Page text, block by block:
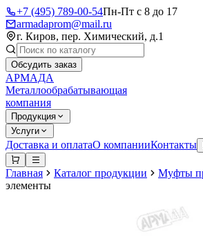
+7 (495) 789-00-54Пн-Пт с 8 до 17
armadaprom@mail.ru
г. Киров, пер. Химический, д.1
Обсудить заказ
АРМАДА
Металлообрабатывающая
компания
Продукция
Услуги
Доставка и оплатаО компанииКонтакты
Главная Каталог продукции Муфты
элементы